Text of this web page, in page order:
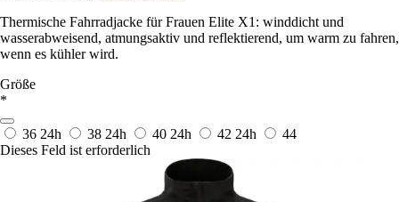
Thermische Fahrradjacke für Frauen Elite X1: winddicht und
wasserabweisend, atmungsaktiv und reflektierend, um warm zu fahren,
wenn es kühler wird.
Größe
*
36 24h 38 24h 40 24h 42 24h
44
Dieses Feld ist erforderlich